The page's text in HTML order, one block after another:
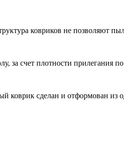
ковриков не позволяют
за счет плотности прилегания
коврик сделан и отформован из